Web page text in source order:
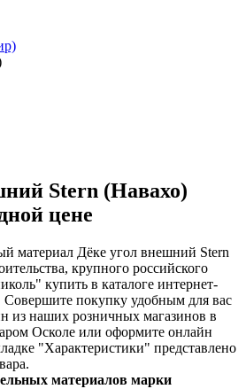
Stern (Навахо)
цене
материал Дёке угол внешний Stern
крупного российского
купить в каталоге интернет-
покупку удобным для вас
из наших розничных магазинов в
Осколе или оформите онлайн
"Характеристики" представлено
материалов марки